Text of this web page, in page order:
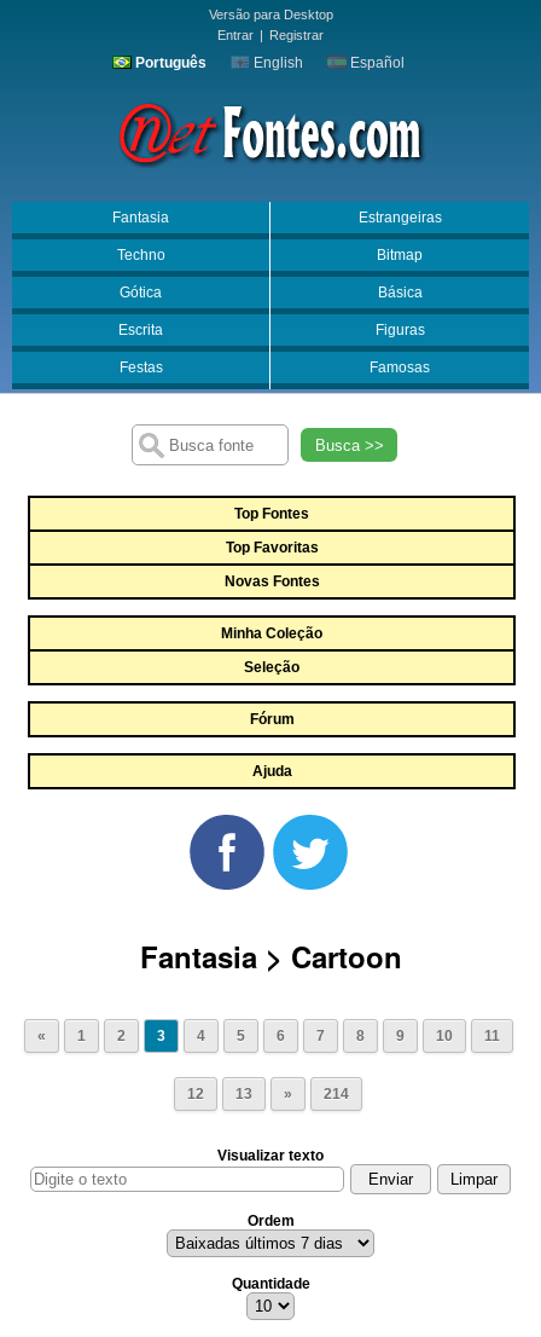
Versão para Desktop
Entrar | Registrar
Português English Español
Fantasia Estrangeiras
Techno Bitmap
Gótica Básica
Escrita Figuras
Festas Famosas
Busca >>
Top Fontes
Top Favoritas
Novas Fontes
Minha Coleção
Seleção
Fórum
Ajuda
Fantasia > Cartoon
« 1 2 3 4 5 6 7 8 9 10 11
12 13 » 214
Visualizar texto
Ordem
Quantidade